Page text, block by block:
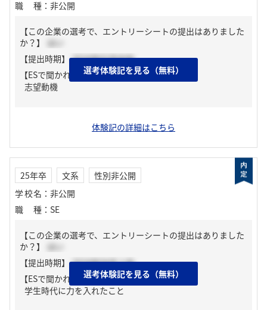
職種 ： 非公開
【この企業の選考で、エントリーシートの提出はありました
か？】
はい
【提出時期】 2024年02月中旬
【ESで聞かれた質問】
志望動機
体験記の詳細はこちら
選考体験記を見る（無料）
25年卒 文系
性別非公開
学校名 ： 非公開
職種 ： SE
【この企業の選考で、エントリーシートの提出はありました
か？】
はい
【提出時期】 2024年04月上旬
【ESで聞かれた質問】
学生時代に力を入れたこと
選考体験記を見る（無料）